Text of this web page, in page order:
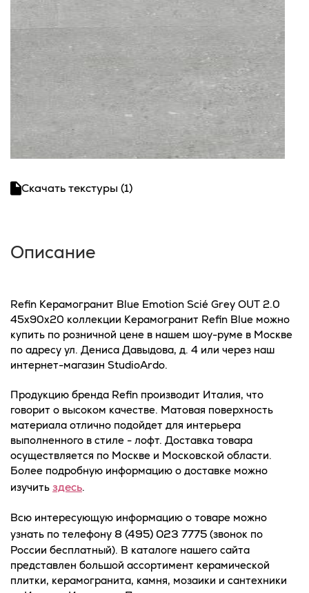
Скачать текстуры (1)
Описание
Refin Керамогранит Blue Emotion Scié Grey OUT 2.0
45x90x20 коллекции Керамогранит Refin Blue можно
купить по розничной цене в нашем шоу-руме в Москве
по адресу ул. Дениса Давыдова, д. 4 или через наш
интернет-магазин StudioArdo.
Продукцию бренда Refin производит Италия, что
говорит о высоком качестве. Матовая поверхность
материала отлично подойдет для интерьера
выполненного в стиле - лофт. Доставка товара
осуществляется по Москве и Московской области.
Более подробную информацию о доставке можно
изучить здесь.
Всю интересующую информацию о товаре можно
узнать по телефону 8 (495) 023 7775 (звонок по
России бесплатный). В каталоге нашего сайта
представлен большой ассортимент керамической
плитки, керамогранита, камня, мозаики и сантехники